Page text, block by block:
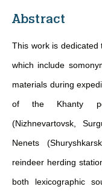
Abstract
This work is dedicated
which include
materials during
of the Khanty
(Nizhnevartovsk,
Nenets
reindeer herding
both lexicographic